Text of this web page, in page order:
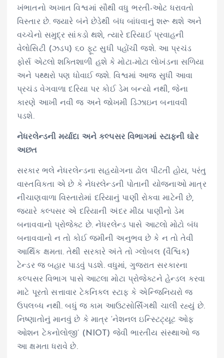
ખંભાતનો અખાત વિશ્વમાં સૌથી વધુ ભરતી-ઓટ ધરાવતો
વિસ્તાર છે. જ્યારે બંને છેડેથી બંધ બાંધવાનું શરૂ થશે અને
વચ્ચેનો સમુદ્ર સાંકડો થશે, ત્યારે દરિયાઈ પ્રવાહની
વેલોસિટી (ઝડપ) ૬૦ ફૂટ સુધી પહોંચી જશે. આ પ્રચંડ
ફોર્સ એટલો શક્તિશાળી હશે કે મોટા-મોટા લોખંડના સળિયા
અને પથ્થરો પણ ધોવાઈ જશે. વિશ્વમાં આજ સુધી આવા
પ્રચંડ વેગવાળા દરિયા પર કોઈ ડેમ બન્યો નથી, જેના
કારણે આખી નવી જ અને જોખમી ડિઝાઇન બનાવવી
પડશે.
નેધરલેન્ડની મર્યાદા અને કલ્પસર વિભાગમાં સ્ટાફની ઘોર
અછત
સરકાર ભલે નેધરલેન્ડના સહયોગના ઢોલ પીટતી હોય, પરંતુ
વાસ્તવિકતા એ છે કે નેધરલેન્ડની પોતાની યોજનાઓ માત્ર
નીચાણવાળા વિસ્તારોમાં દરિયાનું પાણી રોકવા માટેની છે,
જ્યારે કલ્પસર એ દરિયાની અંદર મીઠા પાણીનો ડેમ
બનાવવાનો પ્રોજેક્ટ છે. નેધરલેન્ડ પાસે આટલો મોટો બંધ
બનાવવાનો ન તો કોઈ જમીની અનુભવ છે કે ન તો તેવી
આર્થિક ક્ષમતા. તેથી સરકારે અંતે તો ગ્લોબલ (વૈશ્વિક)
ટેન્ડર જ બહાર પાડવું પડશે. વધુમાં, ગુજરાત સરકારના
કલ્પસર વિભાગ પાસે આટલા મોટા પ્રોજેક્ટને હેન્ડલ કરવા
માટે પૂરતો સત્તાવાર ટેકનિકલ સ્ટાફ કે એન્જિનિયરો જ
ઉપલબ્ધ નથી. બધું જ કામ આઉટસોર્સિંગથી ચાલી રહ્યું છે.
નિષ્ણાતોનું માનવું છે કે માત્ર ‘નેશનલ ઇન્સ્ટિટ્યૂટ ઓફ
ઓશન ટેકનોલોજી’ (NIOT) જેવી ભારતીય સંસ્થાઓ જ
આ ક્ષમતા ધરાવે છે.